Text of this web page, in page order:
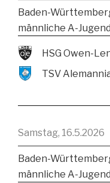
Baden-
männliche A-
HSG Owen-
Samstag, 16.5.2026
Baden-
männliche A-